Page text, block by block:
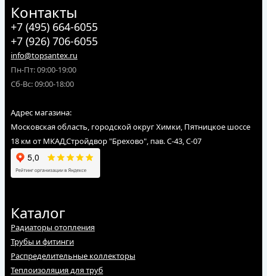
Контакты
+7 (495) 664-6055
+7 (926) 706-6055
info@topsantex.ru
Пн-Пт: 09:00-19:00
Сб-Вс: 09:00-18:00
Адрес магазина:
Московская область, городской округ Химки, Пятницкое шоссе
18 км от МКАД,Стройдвор "Брехово", пав. С-43, С-07
Каталог
Радиаторы отопления
Трубы и фитинги
Распределительные коллекторы
Теплоизоляция для труб